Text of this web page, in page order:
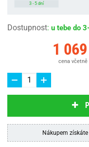
3 - 5 dní
Dostupnost: u tebe do
1
cena včetně
Nákupem získáte